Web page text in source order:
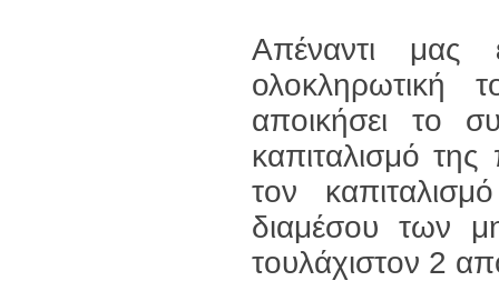
Απέναντι μας
ολοκληρωτική
αποικήσει το
καπιταλισμό
τον
διαμέσου των
τουλάχιστον 2